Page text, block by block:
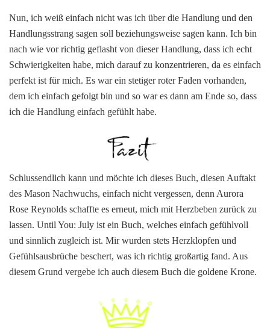
Nun, ich weiß einfach nicht was ich über die Handlung und den
Handlungsstrang sagen soll beziehungsweise sagen kann. Ich bin
nach wie vor richtig geflasht von dieser Handlung, dass ich echt
Schwierigkeiten habe, mich darauf zu konzentrieren, da es einfach
perfekt ist für mich. Es war ein stetiger roter Faden vorhanden,
dem ich einfach gefolgt bin und so war es dann am Ende so, dass
ich die Handlung einfach gefühlt habe.
Schlussendlich kann und möchte ich dieses Buch, diesen Auftakt
des Mason Nachwuchs, einfach nicht vergessen, denn Aurora
Rose Reynolds schaffte es erneut, mich mit Herzbeben zurück zu
lassen. Until You: July ist ein Buch, welches einfach gefühlvoll
und sinnlich zugleich ist. Mir wurden stets Herzklopfen und
Gefühlsausbrüche beschert, was ich richtig großartig fand. Aus
diesem Grund vergebe ich auch diesem Buch die goldene Krone.